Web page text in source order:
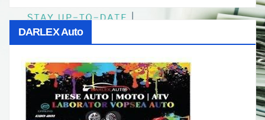
DARLEX Auto